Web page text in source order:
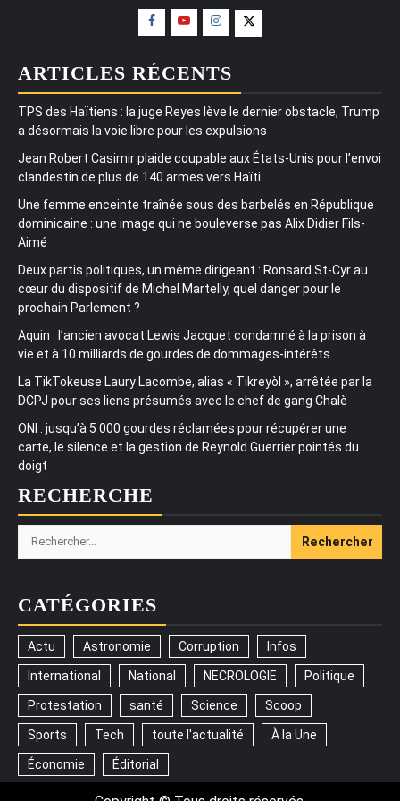
ARTICLES RÉCENTS
TPS des Haïtiens : la juge Reyes lève le dernier obstacle, Trump
a désormais la voie libre pour les expulsions
Jean Robert Casimir plaide coupable aux États-Unis pour l’envoi
clandestin de plus de 140 armes vers Haïti
Une femme enceinte traînée sous des barbelés en République
dominicaine : une image qui ne bouleverse pas Alix Didier Fils-
Aimé
Deux partis politiques, un même dirigeant : Ronsard St-Cyr au
cœur du dispositif de Michel Martelly, quel danger pour le
prochain Parlement ?
Aquin : l’ancien avocat Lewis Jacquet condamné à la prison à
vie et à 10 milliards de gourdes de dommages-intérêts
La TikTokeuse Laury Lacombe, alias « Tikreyòl », arrêtée par la
DCPJ pour ses liens présumés avec le chef de gang Chalè
ONI : jusqu’à 5 000 gourdes réclamées pour récupérer une
carte, le silence et la gestion de Reynold Guerrier pointés du
doigt
RECHERCHE
Rechercher :
CATÉGORIES
Actu Astronomie Corruption Infos
International National NECROLOGIE Politique
Protestation santé Science Scoop
Sports Tech toute l'actualité À la Une
Économie Éditorial